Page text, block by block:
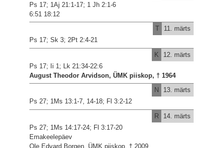
Ps 17; 1Aj 21:1-17; 1 Jh 2:1-6
6:51 18:12
T
11. märts
Ps 17; Sk 3; 2Pt 2:4-21
K
12. märts
Ps 17; Ii 1; Lk 21:34-22:6
August Theodor Arvidson, ÜMK piiskop, † 1964
N
13. märts
Ps 27; 1Ms 13:1-7, 14-18; Fl 3:2-12
R
14. märts
Ps 27; 1Ms 14:17-24; Fl 3:17-20
Emakeelepäev
Ole Edvard Borgen, ÜMK piiskop, † 2009